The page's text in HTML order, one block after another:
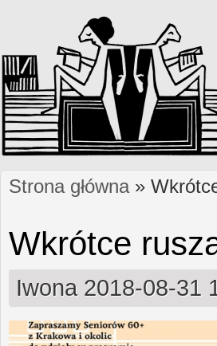
Jesteś tutaj
Strona główna»
Wkrótce
Iwona 2018-08-31